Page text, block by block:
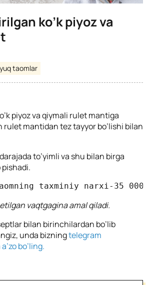
ko’k piyoz va
taomlar
piyoz va qiymali rulet mantiga
rulet mantidan tez tayyor bo’lishi bilan
to’yimli va shu bilan birga
pishadi.
taxminiy narxi-35
vaqtgagina amal qiladi.
bilan birinchilardan bo’lib
unda bizningtelegram
bo’ling.